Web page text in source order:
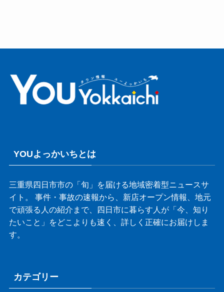
YOUよっかいちとは
三重県四日市市の「旬」を届ける地域密着型ニュースサ
イト。 事件・事故の速報から、新店オープン情報、地元
で頑張る人の紹介まで、四日市に暮らす人が「今、知り
たいこと」をどこよりも速く、詳しく正確にお届けしま
す。
カテゴリー